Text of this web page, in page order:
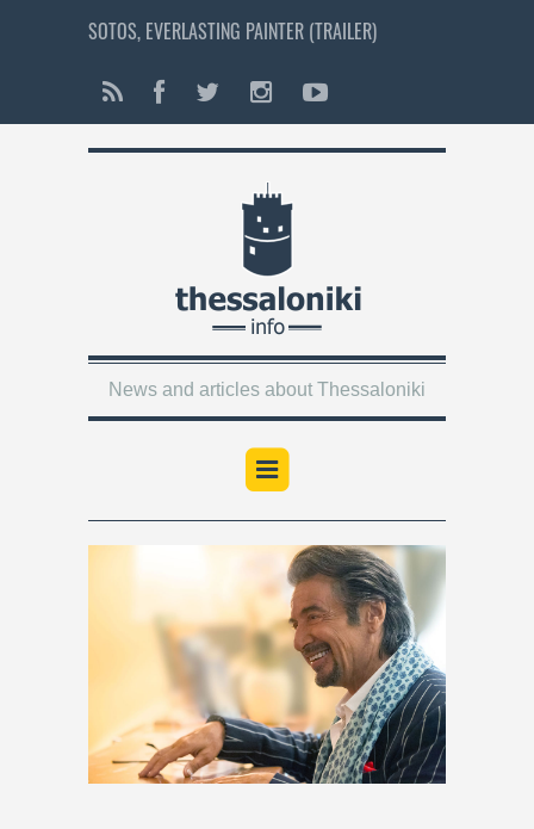
SOTOS, EVERLASTING PAINTER (TRAILER)
News and articles about Thessaloniki